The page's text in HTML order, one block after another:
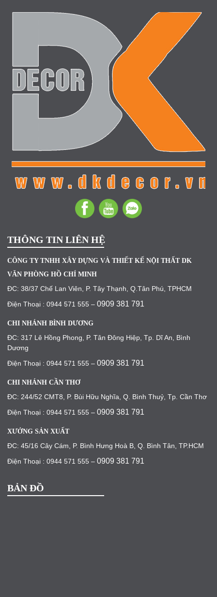
THÔNG TIN LIÊN HỆ
CÔNG TY TNHH XÂY DỰNG VÀ THIẾT KẾ NỘI THẤT DK
VĂN PHÒNG HỒ CHÍ MINH
ĐC: 38/37 Chế Lan Viên, P. Tây Thạnh, Q.Tân Phú, TPHCM
Điện Thoại : 0944 571 555 – 0909 381 791
CHI NHÁNH BÌNH DƯƠNG
ĐC: 317 Lê Hồng Phong, P. Tân Đông Hiệp, Tp. Dĩ An, Bình
Dương
Điện Thoại : 0944 571 555 – 0909 381 791
CHI NHÁNH CẦN THƠ
ĐC: 244/52 CMT8, P. Bùi Hữu Nghĩa, Q. Bình Thuỷ, Tp. Cần Thơ
Điện Thoại : 0944 571 555 – 0909 381 791
XƯỞNG SẢN XUẤT
ĐC: 45/16 Cây Cám, P. Bình Hưng Hoà B, Q. Bình Tân, TP.HCM
Điện Thoại : 0944 571 555 – 0909 381 791
BẢN ĐỒ